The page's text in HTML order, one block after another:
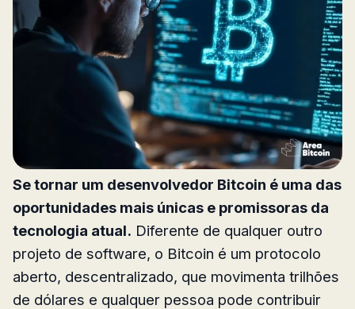
Se tornar um desenvolvedor Bitcoin é uma das
oportunidades mais únicas e promissoras da
tecnologia atual. Diferente de qualquer outro
projeto de software, o Bitcoin é um protocolo
aberto, descentralizado, que movimenta trilhões
de dólares e qualquer pessoa pode contribuir